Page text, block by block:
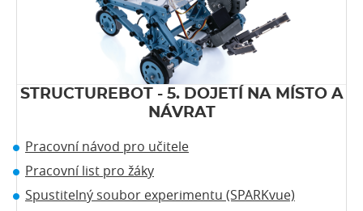
STRUCTUREBOT - 5. DOJETÍ NA MÍSTO A
NÁVRAT
Pracovní návod pro učitele
Pracovní list pro žáky
Spustitelný soubor experimentu (SPARKvue)